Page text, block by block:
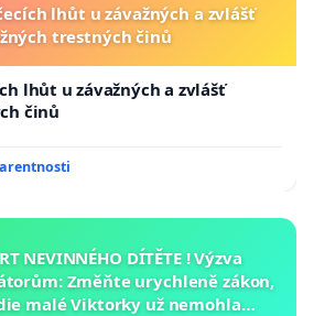
lhůt u závažných a zvlášť
trestných činů
lhůt u závažných a zvlášť
činů
NEVINNÉHO DÍTĚTE ! Výzva
Změňte urychleně zákon,
malé Viktorky už nemohla